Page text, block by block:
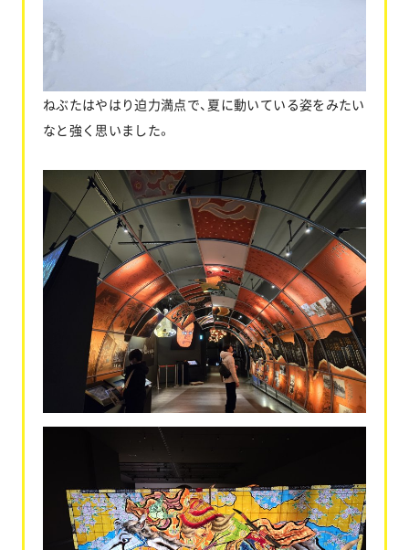
ねぶたはやはり迫力満点で、夏に動いている姿をみたい
なと強く思いました。